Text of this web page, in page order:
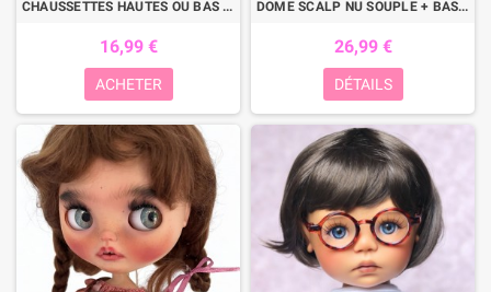
CHAUSSETTES HAUTES OU BAS PAPILLON POUR POUPÉE BLYTHE PURE NEEMO OBITSU LICCA CUSTOM BLYTHE BODIES
16,99 €
ACHETER
DOME SCALP NU SOUPLE + BASE POUR REROOT OU PORT DE PERRUQUES DOLL WIG SUR POUPEES BLYTHE & NEO BLYTHE
26,99 €
DÉTAILS